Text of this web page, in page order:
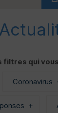
filtres qui
Coronavirus